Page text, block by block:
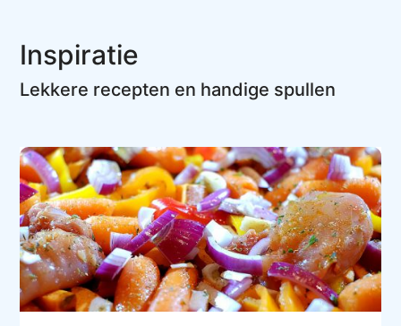
Inspiratie
Lekkere recepten en handige spullen